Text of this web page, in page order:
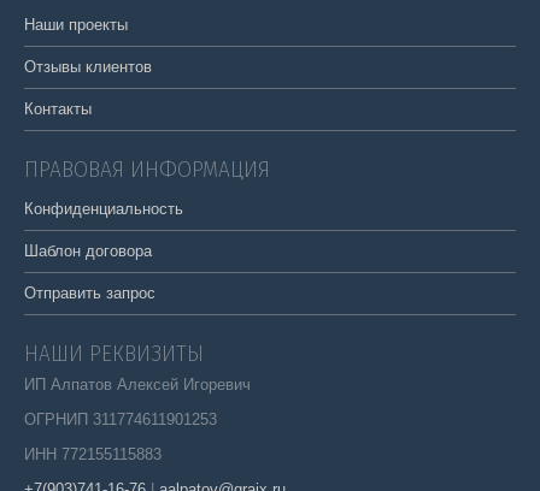
Наши проекты
Отзывы клиентов
Контакты
ПРАВОВАЯ ИНФОРМАЦИЯ
Конфиденциальность
Шаблон договора
Отправить запрос
НАШИ РЕКВИЗИТЫ
ИП Алпатов Алексей Игоревич
ОГРНИП 311774611901253
ИНН 772155115883